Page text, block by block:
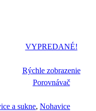
VYPREDANÉ!
Rýchle zobrazenie
Porovnávač
a sukne, Nohavice